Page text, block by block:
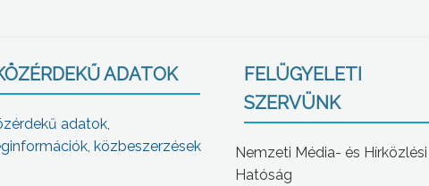
ADATOK
adatok,
közbeszerzések
FELÜGYELETI
SZERVÜNK
Nemzeti Média- és Hírközlési
Hatóság